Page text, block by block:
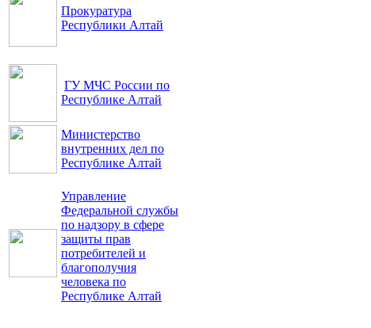
Прокуратура
Республики Алтай
ГУ МЧС России по
Республике Алтай
Министерство
внутренних дел по
Республике Алтай
Управление
Федеральной службы
по надзору в сфере
защиты прав
потребителей и
благополучия
человека по
Республике Алтай